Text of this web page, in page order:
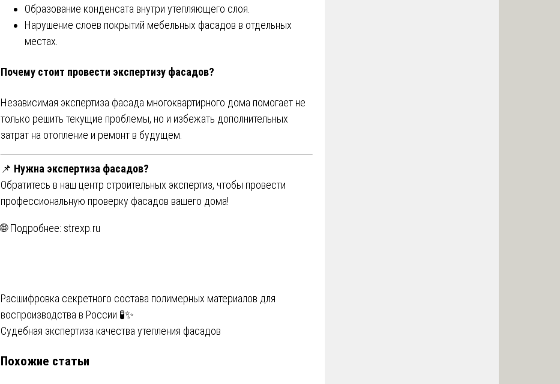
Образование конденсата внутри утепляющего слоя.
Нарушение слоев покрытий мебельных фасадов в отдельных
местах.
Почему стоит провести экспертизу фасадов?
Независимая экспертиза фасада многоквартирного дома помогает не
только решить текущие проблемы, но и избежать дополнительных
затрат на отопление и ремонт в будущем.
📌 Нужна экспертиза фасадов?
Обратитесь в наш центр строительных экспертиз, чтобы провести
профессиональную проверку фасадов вашего дома!
🌐 Подробнее: strexp.ru
Навигация
по
Расшифровка секретного состава полимерных материалов для
воспроизводства в России 🧪✨
Судебная экспертиза качества утепления фасадов
Похожие статьи